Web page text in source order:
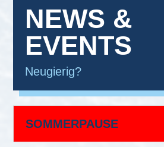
NEWS &
EVENTS
Neugierig?
SOMMERPAUSE